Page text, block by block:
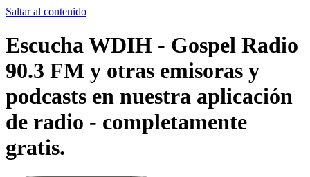
Saltar al contenido
Escucha WDIH - Gospel Radio
90.3 FM y otras emisoras y
podcasts en nuestra aplicación
de radio - completamente
gratis.